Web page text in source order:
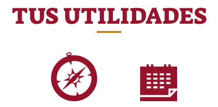
TUS UTILIDADES